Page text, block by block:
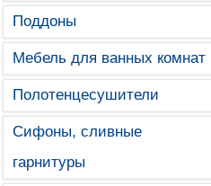
Поддоны
Мебель для ванных комнат
Полотенцесушители
Сифоны, сливные
гарнитуры